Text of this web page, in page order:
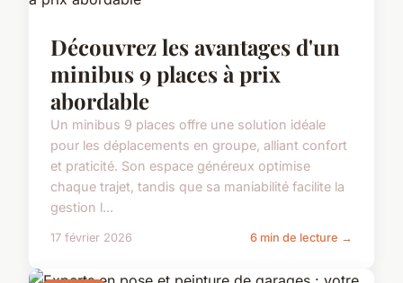
Découvrez les avantages d'un
minibus 9 places à prix
abordable
Un minibus 9 places offre une solution idéale
pour les déplacements en groupe, alliant confort
et praticité. Son espace généreux optimise
chaque trajet, tandis que sa maniabilité facilite la
gestion l...
17 février 2026 6 min de lecture →